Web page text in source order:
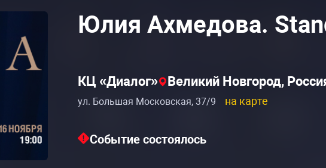
Юлия Ахмедова.
КЦ «Диалог» Великий Новгород,
ул. Большая Московская, 37/9 на карте
Событие состоялось